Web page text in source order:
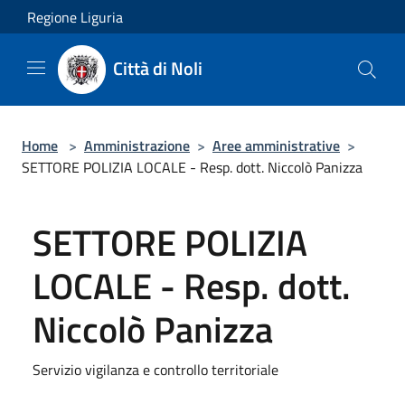
Salta al contenuto principale
Regione Liguria
Città di Noli
Home > Amministrazione > Aree amministrative >
SETTORE POLIZIA LOCALE - Resp. dott. Niccolò Panizza
SETTORE POLIZIA
LOCALE - Resp. dott.
Niccolò Panizza
Servizio vigilanza e controllo territoriale